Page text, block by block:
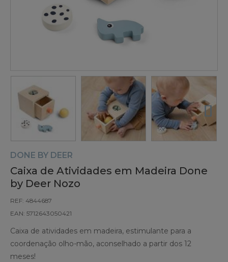
DONE BY DEER
Caixa de Atividades em Madeira Done
by Deer Nozo
REF: 4844687
EAN: 5712643050421
Caixa de atividades em madeira, estimulante para a
coordenação olho-mão, aconselhado a partir dos 12
meses!